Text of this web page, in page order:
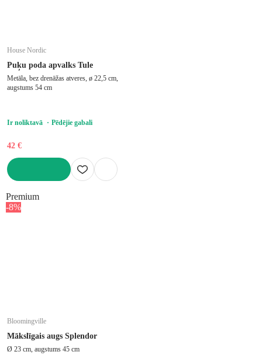
House Nordic
Puķu poda apvalks Tule
Metāla, bez drenāžas atveres, ø 22,5 cm,
augstums 54 cm
Ir noliktavā Pēdējie gabali
42 €
Premium
-8%
Bloomingville
Mākslīgais augs Splendor
Ø 23 cm, augstums 45 cm